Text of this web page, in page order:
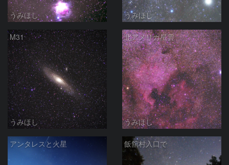
うみほし うみほし
M31
うみほし
北アメリカ星雲
うみほし
アンタレスと火星 飯舘村入口で